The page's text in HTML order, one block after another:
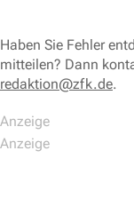
Haben Sie Fehler
mitteilen? Dann
redaktion@zfk.de.